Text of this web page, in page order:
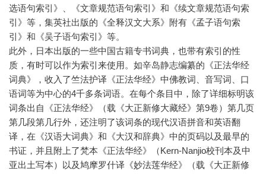
选语句索引》、《文章规范语句索引》和《续文章规范语句索
引》等，集英社出版的《全释汉文大系》附有《孟子语句索
引》和《吴子语句索引》等。
此外，日本出版的一些中国古籍专书词典，也带有索引的性
质，有时可以作为索引来使用。如辛岛静志编纂的《正法华经
词典》，收入了竺法护译《正法华经》中佛教词、音写词、口
语词等为中心的4千多条词语。在每个条目中，除了详细标明该
词条出自《正法华经》（载《大正新修大藏经》第9卷）第几页
第几段第几行外，还注明了该词条的现代汉语拼音和英语翻
译，在《汉语大词典》和《大汉和辞典》中的页码以及最早的
书证，并且附上了梵本《正法华经》（Kern-Nanjio校刊本及中
亚出土写本）以及鸠摩罗什译《妙法莲华经》（载《大正新修